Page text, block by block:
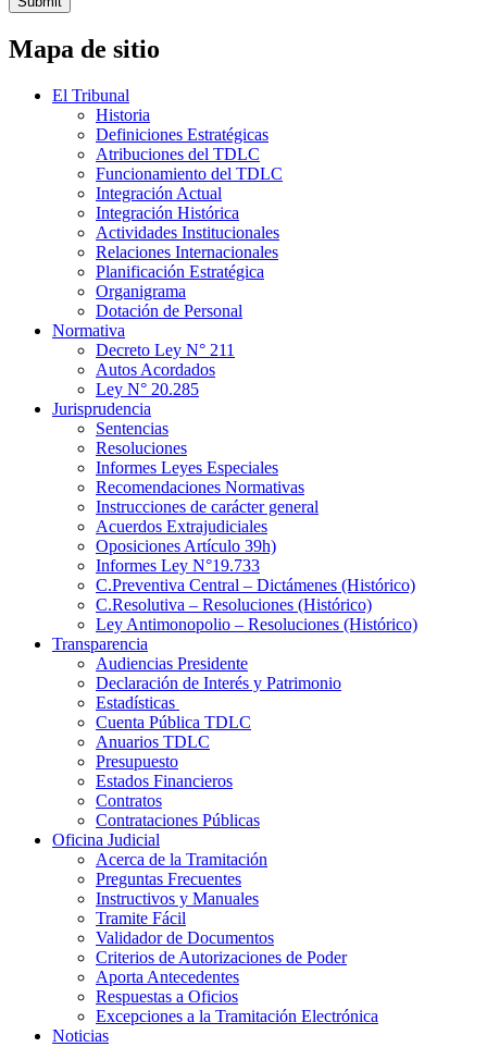
Mapa de sitio
El Tribunal
Historia
Definiciones Estratégicas
Atribuciones del TDLC
Funcionamiento del TDLC
Integración Actual
Integración Histórica
Actividades Institucionales
Relaciones Internacionales
Planificación Estratégica
Organigrama
Dotación de Personal
Normativa
Decreto Ley N° 211
Autos Acordados
Ley N° 20.285
Jurisprudencia
Sentencias
Resoluciones
Informes Leyes Especiales
Recomendaciones Normativas
Instrucciones de carácter general
Acuerdos Extrajudiciales
Oposiciones Artículo 39h)
Informes Ley N°19.733
C.Preventiva Central – Dictámenes (Histórico)
C.Resolutiva – Resoluciones (Histórico)
Ley Antimonopolio – Resoluciones (Histórico)
Transparencia
Audiencias Presidente
Declaración de Interés y Patrimonio
Estadísticas
Cuenta Pública TDLC
Anuarios TDLC
Presupuesto
Estados Financieros
Contratos
Contrataciones Públicas
Oficina Judicial
Acerca de la Tramitación
Preguntas Frecuentes
Instructivos y Manuales
Tramite Fácil
Validador de Documentos
Criterios de Autorizaciones de Poder
Aporta Antecedentes
Respuestas a Oficios
Excepciones a la Tramitación Electrónica
Noticias